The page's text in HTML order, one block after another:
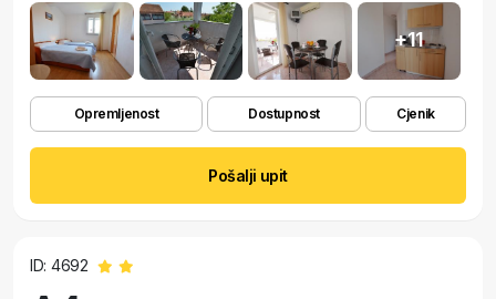
+11
Opremljenost Dostupnost Cjenik
Pošalji upit
ID: 4692